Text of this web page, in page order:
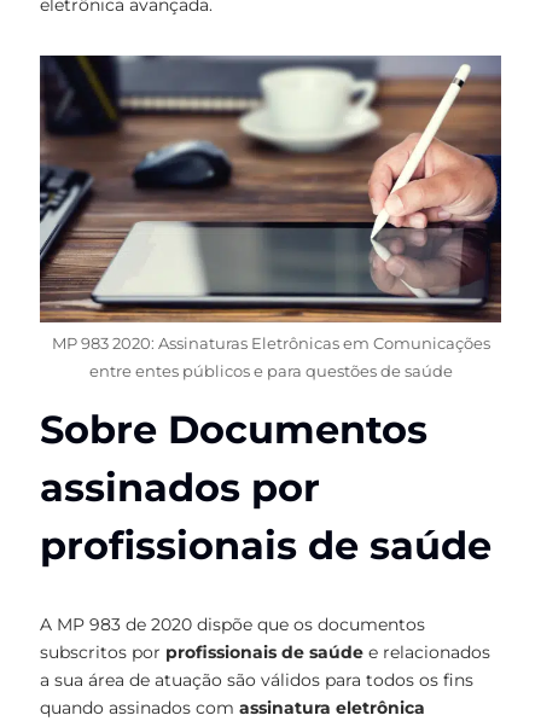
eletrônica avançada.
MP 983 2020: Assinaturas Eletrônicas em Comunicações
entre entes públicos e para questões de saúde
Sobre Documentos
assinados por
profissionais de saúde
A MP 983 de 2020 dispõe que os documentos
subscritos por profissionais de saúde e relacionados
a sua área de atuação são válidos para todos os fins
quando assinados com assinatura eletrônica